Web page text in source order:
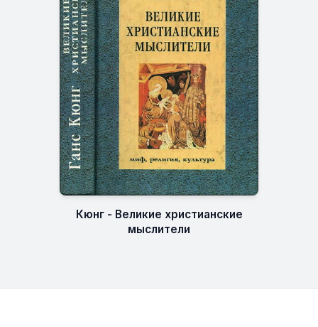
Кюнг - Великие христианские
мыслители